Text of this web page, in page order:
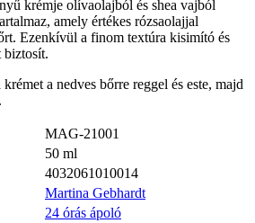
krémje olívaolajból és shea vajból
amely értékes rózsaolajjal
Ezenkívül a finom textúra kisimító és
biztosít.
a nedves bőrre reggel és este, majd
MAG-21001
50 ml
4032061010014
Martina Gebhardt
24 órás ápoló